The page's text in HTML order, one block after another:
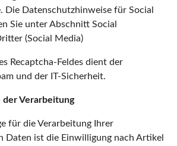
Die Datenschutzhinweise für Social
Sie unter Abschnitt Social
(Social Media)
Recaptcha-Feldes dient der
und der IT-Sicherheit.
der Verarbeitung
für die Verarbeitung Ihrer
Daten ist die Einwilligung nach Artikel